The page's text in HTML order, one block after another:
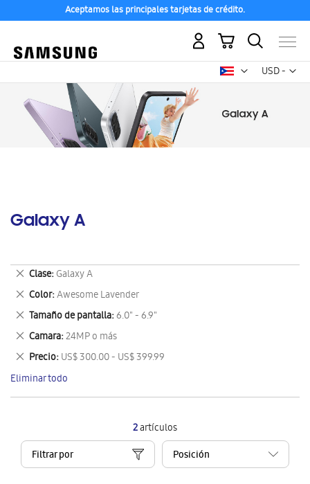
Aceptamos las principales tarjetas de crédito.
USD -
dólar
Mi carrito
Galaxy A
2artículos
Filtrar por
Clase Galaxy A
Eliminar
este
artículo
Color Awesome Lavender
Eliminar
este
artículo
Tamaño de pantalla 6.0" - 6.9"
Eliminar
este
artículo
Camara 24MP o más
Eliminar
este
artículo
Precio US$ 300.00 - US$ 399.99
Eliminar
este
artículo
Eliminar todo